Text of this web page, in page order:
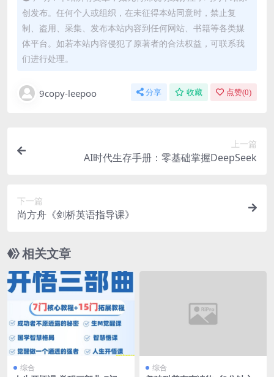
创发布。任何个人或组织，在未征得本站同意时，禁止复
制、盗用、采集、发布本站内容到任何网站、书籍等各类媒
体平台。如若本站内容侵犯了原著者的合法权益，可联系我
们进行处理。
9copy-leepoo 分享 收藏 点赞(0)
上一篇
AI时代生存手册：零基础掌握DeepSeek
下一篇
尚方舟《剑桥英语指导课》
相关文章
综合 综合